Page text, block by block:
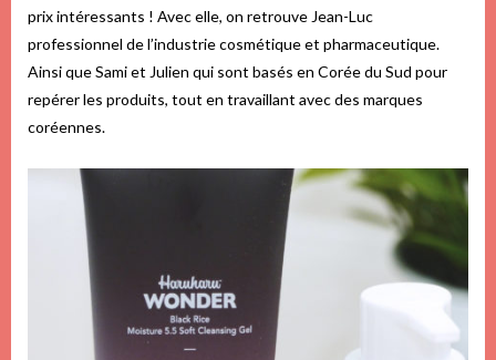
prix intéressants ! Avec elle, on retrouve Jean-Luc
professionnel de l’industrie cosmétique et pharmaceutique.
Ainsi que Sami et Julien qui sont basés en Corée du Sud pour
repérer les produits, tout en travaillant avec des marques
coréennes.